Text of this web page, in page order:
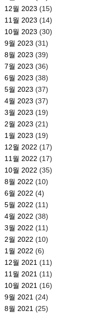
12월 2023 (15)
11월 2023 (14)
10월 2023 (30)
9월 2023 (31)
8월 2023 (39)
7월 2023 (36)
6월 2023 (38)
5월 2023 (37)
4월 2023 (37)
3월 2023 (19)
2월 2023 (21)
1월 2023 (19)
12월 2022 (17)
11월 2022 (17)
10월 2022 (35)
8월 2022 (10)
6월 2022 (4)
5월 2022 (11)
4월 2022 (38)
3월 2022 (11)
2월 2022 (10)
1월 2022 (6)
12월 2021 (11)
11월 2021 (11)
10월 2021 (16)
9월 2021 (24)
8월 2021 (25)